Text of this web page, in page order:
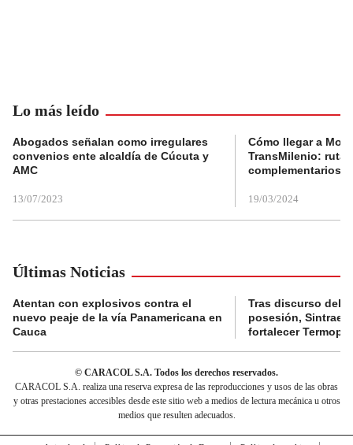
Lo más leído
Abogados señalan como irregulares
convenios ente alcaldía de Cúcuta y
AMC
13/07/2023
Cómo llegar a
TransMilenio:
complementarios
19/03/2024
Últimas Noticias
Atentan con explosivos contra el
nuevo peaje de la vía Panamericana en
Cauca
Tras discurso del
posesión,
fortalecer
© CARACOL S.A. Todos los derechos reservados.
CARACOL S.A. realiza una reserva expresa de las reproducciones y usos de las obras
y otras prestaciones accesibles desde este sitio web a medios de lectura mecánica u otros
medios que resulten adecuados.